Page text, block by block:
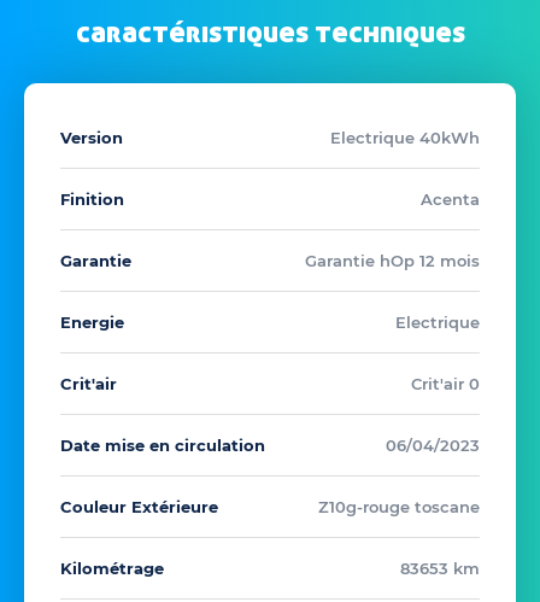
caractéristiques techniques
Version Electrique 40kWh
Finition Acenta
Garantie Garantie hOp 12 mois
Energie Electrique
Crit'air Crit'air 0
Date mise en circulation 06/04/2023
Couleur Extérieure Z10g-rouge toscane
Kilométrage 83653 km